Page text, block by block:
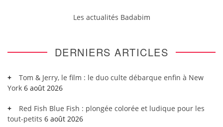
Les actualités Badabim
DERNIERS ARTICLES
Tom & Jerry, le film : le duo culte débarque enfin à New
York 6 août 2026
Red Fish Blue Fish : plongée colorée et ludique pour les
tout-petits 6 août 2026